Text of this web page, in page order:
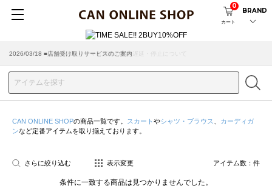
カート
0
BRAND
2026/07/29 ■【お知らせ】ヤマト運輸の配送遅延・停止について
2026/03/18 ■店舗受け取りサービスのご案内
CAN ONLINE SHOPの商品一覧です。 スカート やシャツ・ブラウス
カーディガ
ンなど定番アイテムを取り揃えております。
さらに絞り込む 表示変更 アイテム数： 件
条件に一致する商品は見つかりませんでした。